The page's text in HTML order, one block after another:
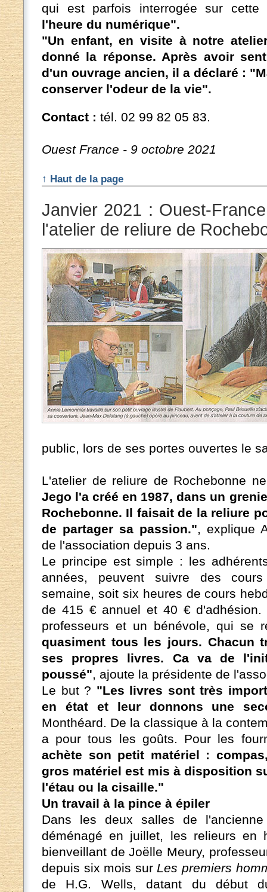
qui est parfois interrogée sur cette
l'heure du numérique".
"Un enfant, en visite à notre
donné la réponse. Après avoir
d'un ouvrage ancien, il a déclaré :
conserver l'odeur de la vie".
Contact : tél. 02 99 82 05 83.
Ouest France - 9 octobre 2021
↑ Haut de la page
Janvier 2021 : Ouest-
l'atelier de reliure de
public, lors de ses portes ouvertes le
L'atelier de reliure de Rochebonne
Jego l'a créé en 1987, dans un
Rochebonne. Il faisait de la reliure
de partager sa passion.", explique
de l'association depuis 3 ans.
Le principe est simple : les
années, peuvent suivre des
semaine, soit six heures de cours
de 415 € annuel et 40 €
professeurs et un bénévole, qui se
quasiment tous les jours. Chacun
ses propres livres. Ca va de
poussé", ajoute la présidente de
Le but ? "Les livres sont très
en état et leur donnons une
Monthéard. De la classique à la
a pour tous les goûts. Pour les
achète son petit matériel :
gros matériel est mis à disposition
l'étau ou la cisaille."
Un travail à la pince à épiler
Dans les deux salles de
déménagé en juillet, les relieurs en
bienveillant de Joëlle Meury,
depuis six mois sur Les premiers
de H.G. Wells, datant du début